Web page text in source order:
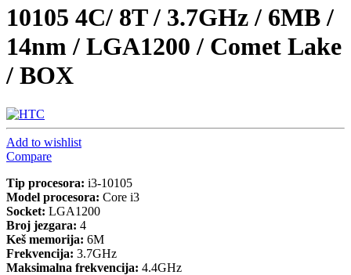
10105 4C/ 8T / 3.7GHz / 6MB /
14nm / LGA1200 / Comet Lake
/ BOX
Add to wishlist
Compare
Tip procesora: i3-10105
Model procesora: Core i3
Socket: LGA1200
Broj jezgara: 4
Keš memorija: 6M
Frekvencija: 3.7GHz
Maksimalna frekvencija: 4.4GHz